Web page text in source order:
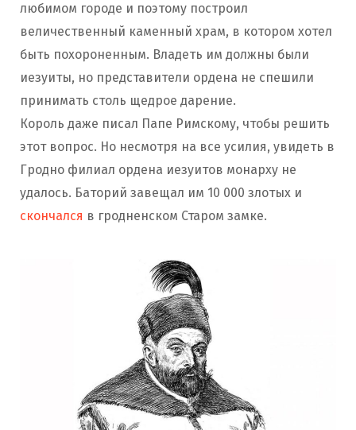
любимом городе и поэтому построил
величественный каменный храм, в котором хотел
быть похороненным. Владеть им должны были
иезуиты, но представители ордена не спешили
принимать столь щедрое дарение.
Король даже писал Папе Римскому, чтобы решить
этот вопрос. Но несмотря на все усилия, увидеть в
Гродно филиал ордена иезуитов монарху не
удалось. Баторий завещал им 10 000 злотых и
скончался в гродненском Старом замке.